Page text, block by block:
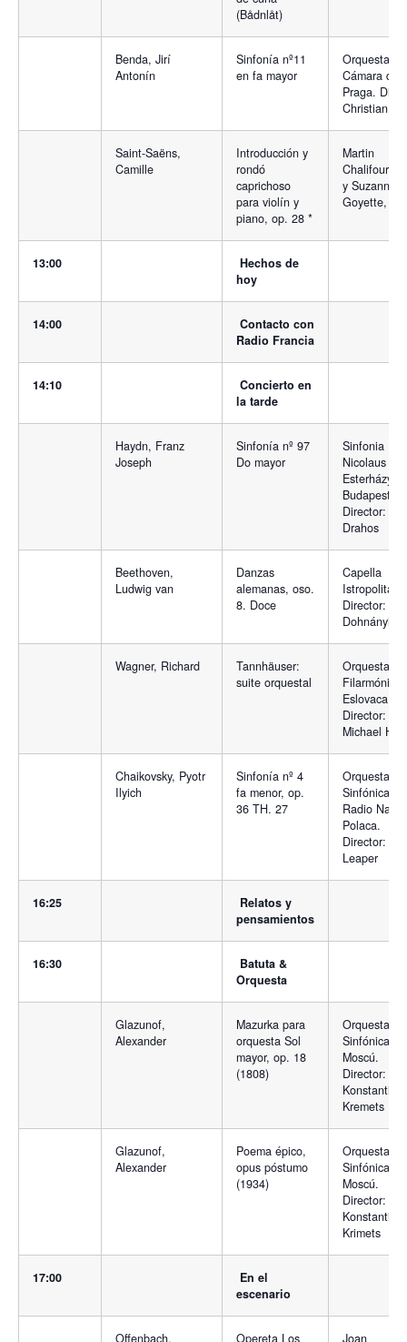
(Bådnlåt)
Benda, Jirí
Antonín
Sinfonía nº11
en fa mayor
Orquesta de
Cámara de
Praga.
Christian
Saint-Saëns,
Camille
Introducción y
rondó
caprichoso
para violín y
piano, op. 28 *
Martin
Chalifour,
y Suzanne
Goyette,
13:00
Hechos de
hoy
14:00
Contacto con
Radio Francia
14:10
Concierto en
la tarde
Haydn, Franz
Joseph
Sinfonía nº 97
Do mayor
Sinfonia
Nicolaus
Esterházy
Budapest.
Director:
Drahos
Beethoven,
Ludwig van
Danzas
alemanas, oso.
8. Doce
Capella
Director:
Dohnányi
Wagner, Richard
Tannhäuser:
suite orquestal
Orquesta
Filarmónica
Eslovaca.
Director:
Michael
Chaikovsky, Pyotr
Ilyich
Sinfonía nº 4
fa menor, op.
36 TH. 27
Orquesta
Sinfónica
Radio
Polaca.
Director:
Leaper
16:25
Relatos y
pensamientos
16:30
Batuta &
Orquesta
Glazunof,
Alexander
Mazurka para
orquesta Sol
mayor, op. 18
(1808)
Orquesta
Sinfónica de
Moscú.
Director:
Konstantin
Kremets
Glazunof,
Alexander
Poema épico,
opus póstumo
(1934)
Orquesta
Sinfónica de
Moscú.
Director:
Konstantin
Krimets
17:00
En el
escenario
Offenbach,
Opereta Los
Joan